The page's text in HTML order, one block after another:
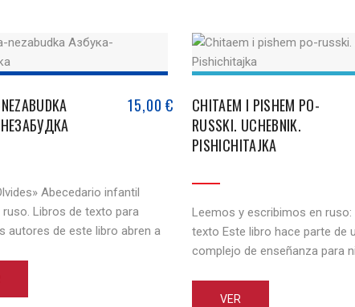
15,00€
Abecedario infantil
ruso. Libros de texto para
autores de este libro abren a
CHITAEM I PISHEM PO-
RUSSKI. UCHEBNIK.
PISHICHITAJKA
Leemos y escribimos en ruso:
texto Este libro hace parte de
complejo de enseñanza para
VER